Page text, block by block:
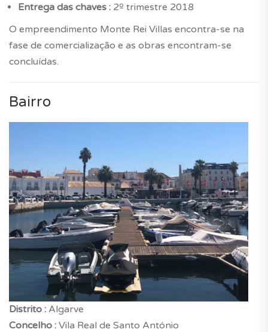
Entrega das chaves : 2º trimestre 2018
O empreendimento Monte Rei Villas encontra-se na
fase de comercialização e as obras encontram-se
concluídas.
Bairro
Distrito : Algarve
Concelho : Vila Real de Santo António